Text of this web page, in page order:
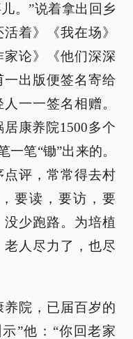
。”说着拿出回乡
着》《我在场》
家论》《他们深深
出版便签名寄给
一一签名相赠。
康养院1500多个
一笔“锄”出来的。
评，常常得去村
要读，要访，要
少跑路。为培植
人尽力了，也尽
院，已届百岁的
”他：“你回老家